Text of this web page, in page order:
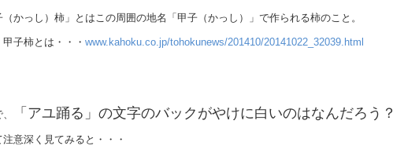
かっし）柿」とはこの周囲の地名「甲子（かっし）」で作られる柿のこと。
とは・・・ www.kahoku.co.jp/tohokunews/201410/20141022_32039.html
「アユ踊る」の文字のバックがやけに白いのはなんだろう？
意深く見てみると・・・